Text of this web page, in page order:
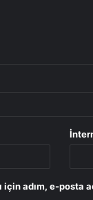
adım, e-posta